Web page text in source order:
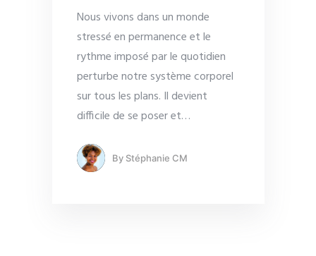
Nous vivons dans un monde
stressé en permanence et le
rythme imposé par le quotidien
perturbe notre système corporel
sur tous les plans. Il devient
difficile de se poser et…
By Stéphanie CM